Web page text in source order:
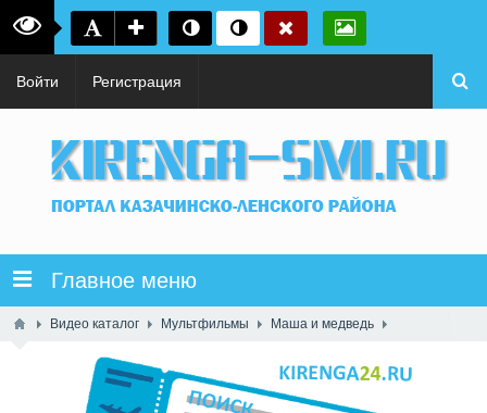
Войти Регистрация
Главное меню
Видео каталог Мультфильмы Маша и медведь